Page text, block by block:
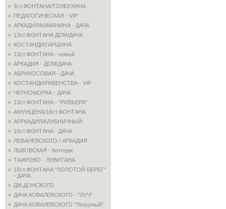
9ст.ФОНТАНА/ТОЛБУХИНА
ПЕДАГОГИЧЕСКАЯ - VIP
АРКАДИЯ/КАМАНИНА - ДАЧА
13ст.ФОНТАНА ДОМ/ДАЧА
КОСТАНДИ/ГАРШИНА
13ст.ФОНТАНА - новый
АРКАДИЯ - ДОМ/ДАЧА
АБРИКОСОВАЯ - ДАЧА
КОСТАНДИ/РАВЕНСТВА - VIP
ЧЕРНОМОРКА - ДАЧА
13ст.ФОНТАНА - "РИВЬЕРА"
АМУНЦЕНА/16ст.ФОНТАНА
АРРКАДИЯ/КЛУБНИЧНЫЙ
10ст.ФОНТАНА - ДАЧА
ЛЕВАНЕВСКОГО / АРКАДИЯ
ЛЬВОВСКАЯ - Коттедж
ТАИРОВО - ЛЕВИТАНА
16ст.ФОНТАНА "ЗОЛОТОЙ БЕРЕГ"
- ДАЧА
ДМ.ДОНСКОГО
ДАЧА КОВАЛЕВСКОГО - "ЛУЧ"
ДАЧА КОВАЛЕВСКОГО "Лазурный"